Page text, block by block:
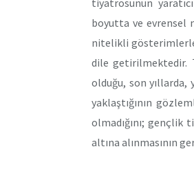
boyutta ve evrensel
nitelikli
dile getirilmektedir.
olduğu, son
yaklaştığının
olmadığını; gençlik
altına alınmasının